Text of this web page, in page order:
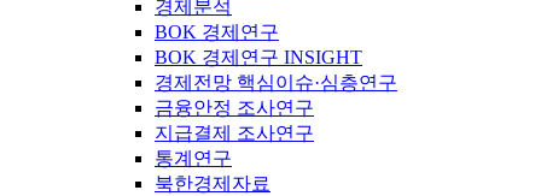
경제분석
BOK 경제연구
BOK 경제연구 INSIGHT
경제전망 핵심이슈·심층연구
금융안정 조사연구
지급결제 조사연구
통계연구
북한경제자료